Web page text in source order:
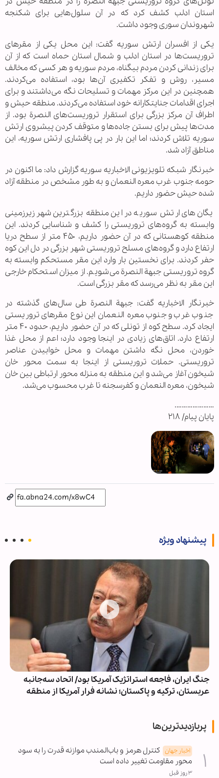
استان ادلب کشف کرد که در آن سلول‌هایی برای شکنجه
شهروندان سوری وجود داشت.
یکی از افسران ارتش سوریه گفت: این محل یکی از مقر‌های
تروریست‌ها در استان ادلب و شمال استان حماه است که از آن
برای زندانی کردن مردم بیگناه، مردم سوریه و هر کسی که مخالف
مسیر، روش و تفکر تکفیری آن‌ها بود، استفاده می‌کردند.
همچنین در این مرکز مهمات و تسلیحات نگه می‌داشتند و برای
اجرای اقدامات جنایتکارانه خود استفاده می‌کردند. منطقه حیش و
اطراف آن مرکز بزرگی برای استقرار تروریست‌های النصرة بود. از
مدت‌ها پیش برای بستن جاده‌ها و متوقف کردن پیشروی ارتش
سوریه تلاش کردند؛ اما این بار در پی پافشاری ارتش سوریه، این
مناطق آزاد شد.
خبرنگار شبکه تلویزیونی الاخباریه سوریه گزارش داد: ما اکنون در
حومه جنوب غرب معره النعمان و به طور مشخص در منطقه آزاد
شده حیش حضور داریم.
یگان‌های ارتش سوریه در این منطقه بزرگترین شهر زیرزمینی
وابسته به گروه‌های تروریستی را کشف و شناسایی کردند. این
منطقه کوهستانی که در آن حضور داریم، ۴۵۰ متر از سطح دریا
ارتفاع دارد و گروه‌های مسلح تروریستی شهر بزرگی در دل این کوه
حفر کردند. برای نخستین بار وارد این مقر مستحکم وابسته به
گروه تروریستی جبهة النصرة می‌شویم. از میزان استحکام خارجی
این مقر به نظر می‌رسد که مقر بزرگی است.
خبرنگار الاخباریه گفت: جبهة النصرة طی سال‌های گذشته در
جنوب غرب و جنوب معره النعمان این نوع مقر‌های تروریستی
ایجاد کرد. سطح کوه از تونلی که در آن حضور داریم، حدود ۴۰ متر
ارتفاع دارد. اتاق‌های زیادی در اینجا وجود دارد؛ اعم از محل غذا
خوردن، محل نگه داشتن مهمات و محل خوابیدن عناصر
تروریستی. حملات تروریستی از اینجا به سمت محور خان
شیخون آغاز می‌شد و این منطقه به منزله محور ارتباطی بین خان
شیخون، معره النعمان و کفرسجنه تا غرب محسوب می‌شد.
………………….
پایان پیام/ ۲۱۸
پیشنهاد ویژه
جنگ ایران، فاجعه استراتژیک آمریکا بود/ اتحاد سه‌جانبه
عربستان، ترکیه و پاکستان؛ نشانه فرار آمریکا از منطقه
پربازدیدترین‌ها
اخبار جهان کنترل هرمز و باب‌المندب موازنه قدرت را به سود
محور مقاومت تغییر داده است
۳ روز قبل